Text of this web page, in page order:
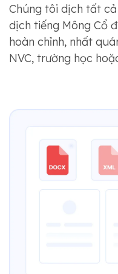
Chúng tôi dịch tất
dịch tiếng Mông Cổ
hoàn chỉnh, nhất
NVC, trường học